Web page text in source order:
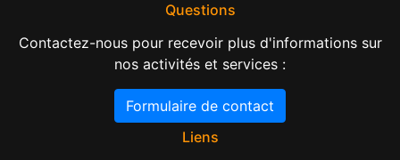
Questions
Contactez-nous pour recevoir plus d'informations sur
nos activités et services :
Formulaire de contact
Liens